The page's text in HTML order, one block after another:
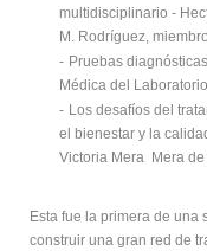
multidisciplinario -
M. Rodríguez,
- Pruebas
Médica del
- Los desafíos del
el bienestar y la
Victoria Mera Mera de
Esta fue la primera de
construir una gran red de